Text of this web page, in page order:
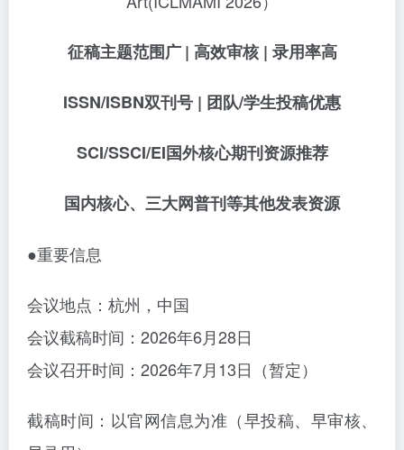
征稿主题范围广 | 高效审核 | 录用率高
ISSN/ISBN双刊号 | 团队/学生投稿优惠
SCI/SSCI/EI国外核心期刊资源推荐
国内核心、三大网普刊等其他发表资源
●重要信息
会议地点：杭州，中国
会议截稿时间： 2026年6月28日
会议召开时间： 2026年7月13日（暂定）
截稿时间：以官网信息为准（早投稿、早审核、